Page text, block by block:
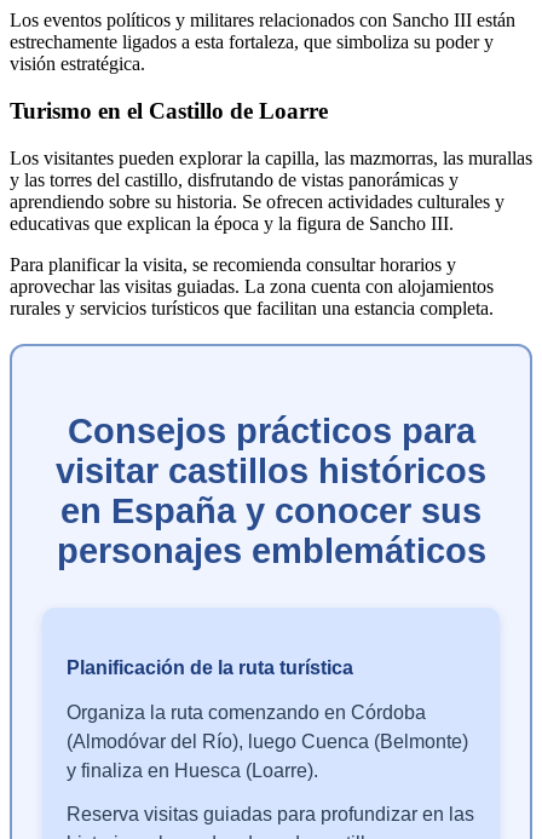
Los eventos políticos y militares relacionados con Sancho III están
estrechamente ligados a esta fortaleza, que simboliza su poder y
visión estratégica.
Turismo en el Castillo de Loarre
Los visitantes pueden explorar la capilla, las mazmorras, las murallas
y las torres del castillo, disfrutando de vistas panorámicas y
aprendiendo sobre su historia. Se ofrecen actividades culturales y
educativas que explican la época y la figura de Sancho III.
Para planificar la visita, se recomienda consultar horarios y
aprovechar las visitas guiadas. La zona cuenta con alojamientos
rurales y servicios turísticos que facilitan una estancia completa.
Consejos prácticos para
visitar castillos históricos
en España y conocer sus
personajes emblemáticos
Planificación de la ruta turística
Organiza la ruta comenzando en Córdoba
(Almodóvar del Río), luego Cuenca (Belmonte)
y finaliza en Huesca (Loarre).
Reserva visitas guiadas para profundizar en las